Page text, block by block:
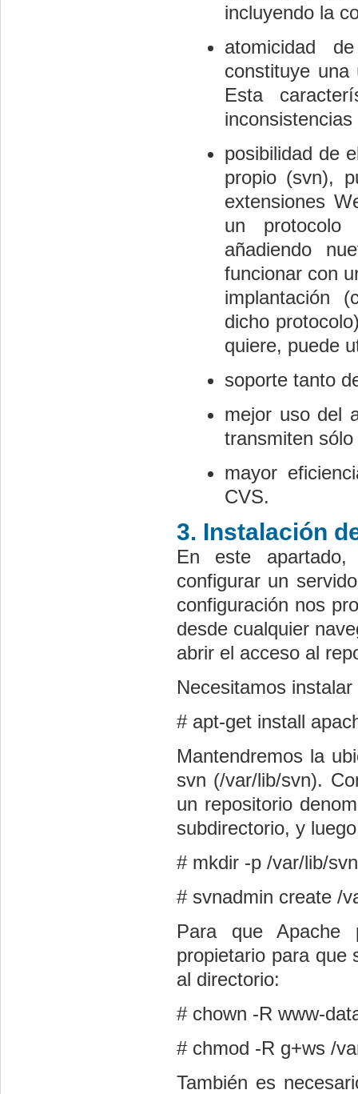
incluyendo la
atomicidad
constituye una
Esta
posibilidad de
propio (svn),
extensiones
un protocolo
añadiendo
funcionar con
implantación
dicho
quiere, puede
soporte tanto
mejor uso del
transmiten
mayor
CVS.
3. Instalación
En este
configurar un
configuración nos
desde cualquier
abrir el acceso al
Necesitamos
# apt-get install
Mantendremos la
svn (/var/lib/svn).
un repositorio
subdirectorio, y
# mkdir -p /var/lib/
# svnadmin create /
Para que Apache
propietario para que
al directorio:
# chown -R www-
# chmod -R g+ws /
También es